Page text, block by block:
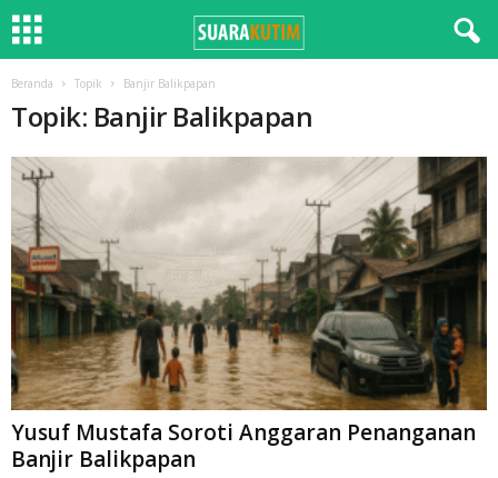
Beranda Topik Banjir Balikpapan
Topik: Banjir Balikpapan
Yusuf Mustafa Soroti Anggaran Penanganan
Banjir Balikpapan